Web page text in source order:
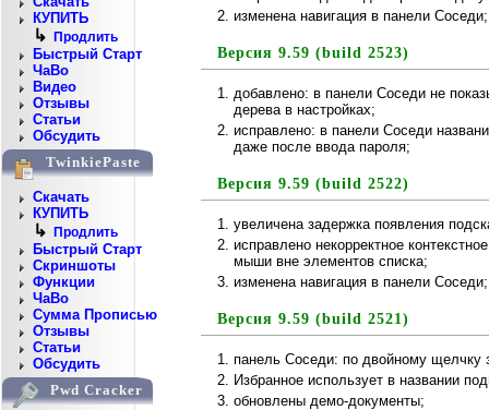
КУПИТЬ
↳ Продлить
Быстрый Старт
ЧаВо
Видео
Отзывы
Статьи
Обсудить
TwinkiePaste
Скачать
КУПИТЬ
↳ Продлить
Быстрый Старт
Скриншоты
Функции
ЧаВо
Сумма Прописью
Отзывы
Статьи
Обсудить
Pwd Cracker
изменена навигация в панели Соседи;
Версия 9.59 (build 2523)
добавлено: в панели Соседи не
дерева в настройках;
исправлено: в панели Соседи
даже после ввода пароля;
Версия 9.59 (build 2522)
увеличена задержка появления
исправлено некорректное
мыши вне элементов списка;
изменена навигация в панели Соседи;
Версия 9.59 (build 2521)
панель Соседи: по двойному щелчку
Избранное использует в названии
обновлены демо-документы;